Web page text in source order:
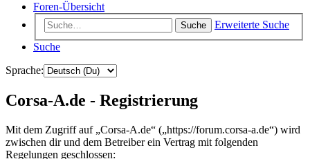
Foren-Übersicht
Suche
Erweiterte Suche
Suche
Sprache:
Corsa-A.de - Registrierung
Mit dem Zugriff auf „Corsa-A.de“ („https://forum.corsa-a.de“) wird
zwischen dir und dem Betreiber ein Vertrag mit folgenden
Regelungen geschlossen: